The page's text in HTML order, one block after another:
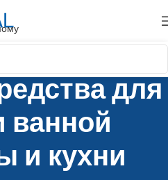
для
ванной
и кухни